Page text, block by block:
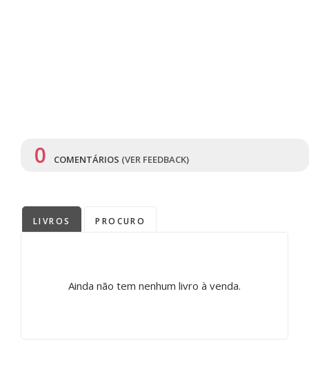
0 COMENTÁRIOS (VER FEEDBACK)
LIVROS PROCURO
Ainda não tem nenhum livro à venda.